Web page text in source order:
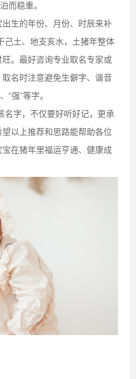
而稳重。
生的年份、月份、时辰来补
己土、地支亥水，土猪年整体
。最好咨询专业取名专家或
名时注意避免生僻字、谐音
“强”等字。
名字，不仅要好听好记，更承
以上推荐和思路能帮助各位
在猪年里福运亨通、健康成